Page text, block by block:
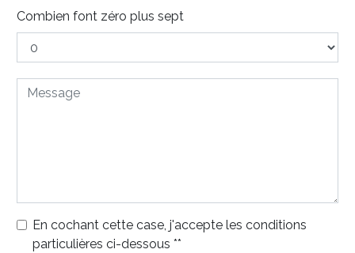
Combien font zéro plus sept
En cochant cette case, j'accepte les conditions
particulières ci-dessous **